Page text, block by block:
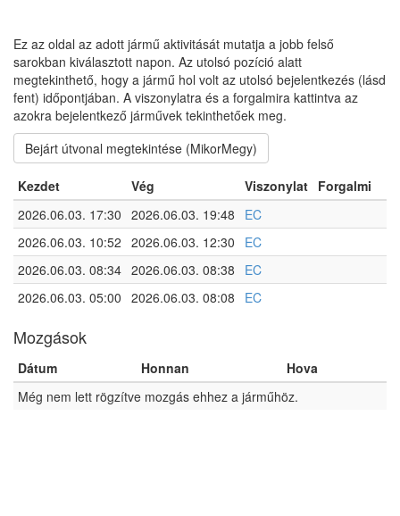
Ez az oldal az adott jármű aktivitását mutatja a jobb felső
sarokban kiválasztott napon. Az utolsó pozíció alatt
megtekinthető, hogy a jármű hol volt az utolsó bejelentkezés (lásd
fent) időpontjában. A viszonylatra és a forgalmira kattintva az
azokra bejelentkező járművek tekinthetőek meg.
Bejárt útvonal megtekintése (MikorMegy)
Kezdet Vég Viszonylat Forgalmi
2026.06.03. 17:30 2026.06.03. 19:48
EC
2026.06.03. 10:52 2026.06.03. 12:30
EC
2026.06.03. 08:34 2026.06.03. 08:38
EC
2026.06.03. 05:00 2026.06.03. 08:08 EC
Mozgások
Dátum Honnan
Hova
Még nem lett rögzítve mozgás ehhez a járműhöz.